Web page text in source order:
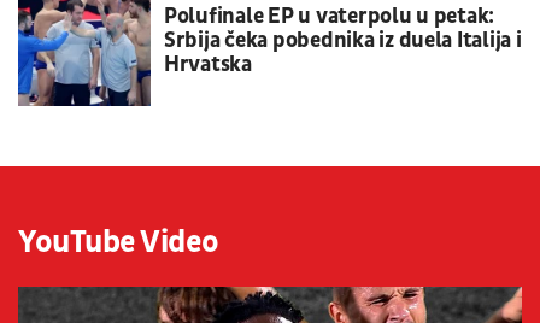
Polufinale EP u vaterpolu u petak:
Srbija čeka pobednika iz duela Italija i
Hrvatska
YouTube Video